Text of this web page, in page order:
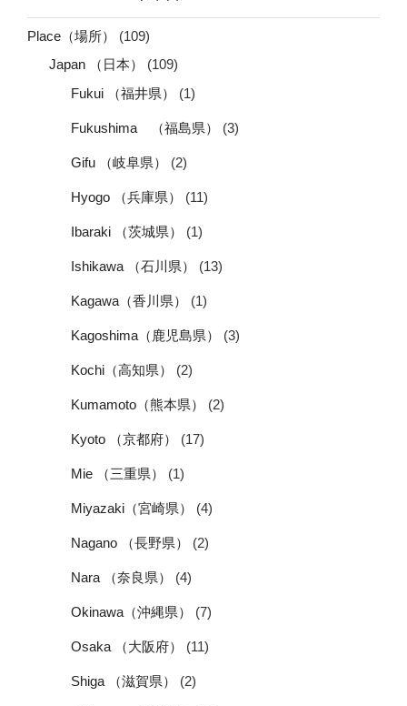
Place（場所）
(109)
Japan （日本）
(109)
Fukui （福井県）
(1)
Fukushima （福島県） (3)
Gifu （岐阜県） (2)
Hyogo （兵庫県） (11)
Ibaraki （茨城県） (1)
Ishikawa （石川県） (13)
Kagawa（香川県） (1)
Kagoshima（鹿児島県） (3)
Kochi（高知県） (2)
Kumamoto（熊本県） (2)
Kyoto （京都府） (17)
Mie （三重県） (1)
Miyazaki（宮崎県） (4)
Nagano （長野県） (2)
Nara （奈良県） (4)
Okinawa（沖縄県） (7)
Osaka （大阪府） (11)
Shiga （滋賀県） (2)